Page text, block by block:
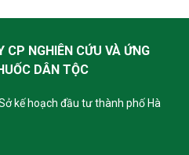
CP NGHIÊN CỨU VÀ ỨNG
DÂN TỘC
kế hoạch đầu tư thành phố Hà